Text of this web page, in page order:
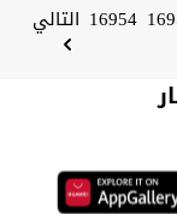
16954 التالي